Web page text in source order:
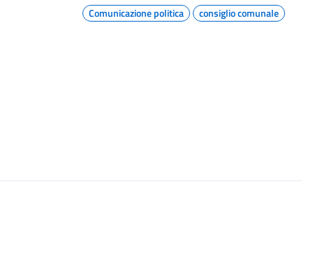
Comunicazione politica consiglio comunale